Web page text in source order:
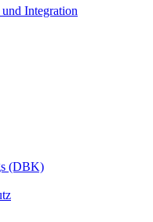
Integration
(DBK)